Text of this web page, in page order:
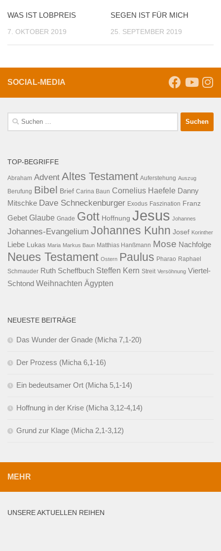
WAS IST LOBPREIS
7. OKTOBER 2019
SEGEN IST FÜR MICH
25. SEPTEMBER 2019
SOCIAL-MEDIA
Suche
nach:
TOP-BEGRIFFE
Abraham Advent Altes Testament Auferstehung Auszug
Berufung Bibel Brief Carina Baun Cornelius Haefele Danny
Mitschke Dave Schneckenburger Exodus Faszination Franz
Gebet Glaube Gnade Gott Hoffnung Jesus Johannes
Johannes-Evangelium Johannes Kuhn Josef Korinther
Liebe Lukas Maria Markus Baun Matthias Hanßmann Mose Nachfolge
Neues Testament Ostern Paulus Pharao Raphael
Schmauder Ruth Scheffbuch Steffen Kern Streit Versöhnung Viertel-
Schtond Weihnachten Ägypten
NEUESTE BEITRÄGE
Das Wunder der Gnade (Micha 7,1-20)
Der Prozess (Micha 6,1-16)
Ein bedeutsamer Ort (Micha 5,1-14)
Hoffnung in der Krise (Micha 3,12-4,14)
Grund zur Klage (Micha 2,1-3,12)
MEHR
UNSERE AKTUELLEN REIHEN